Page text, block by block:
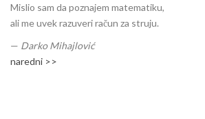
Mislio sam da poznajem matematiku,
ali me uvek razuveri račun za struju.
— Darko Mihajlović
naredni >>